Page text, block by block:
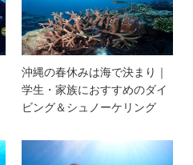
沖縄の春休みは海で決まり｜
学生・家族におすすめのダイ
ビング＆シュノーケリング